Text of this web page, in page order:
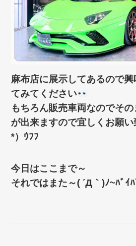
麻布店に展示してあるので
てみてください
もちろん販売車両なのでそ
が出来ますので宜しくお願い
*）ｳﾌﾌ
今日はここまで～
それではまた～( ´Д｀)ﾉ~ﾊﾞｲ